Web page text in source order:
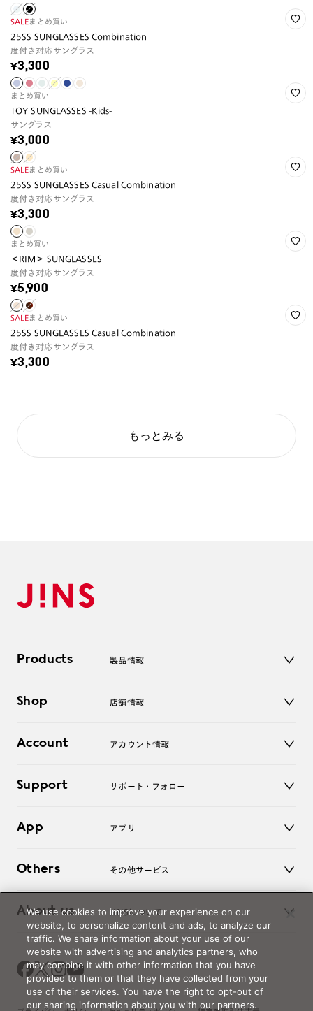
SALEまとめ買い
25SS SUNGLASSES Combination
度付き対応サングラス
¥3,300
まとめ買い
TOY SUNGLASSES -Kids-
サングラス
¥3,000
SALEまとめ買い
25SS SUNGLASSES Casual Combination
度付き対応サングラス
¥3,300
まとめ買い
＜RIM＞ SUNGLASSES
度付き対応サングラス
¥5,900
SALEまとめ買い
25SS SUNGLASSES Casual Combination
度付き対応サングラス
¥3,300
もっとみる
Products 製品情報
サングラス
コンタクトレンズ
アクセサリー
Shop 店舗情報
オンラインショップ
Account アカウント情報
ログアウト
Support サポート・フォロー
よくあるご質問
お問い合わせ
App アプリ
Others その他サービス
レンズ交換
オンラインギフト
価格案内
About us JINSについて
Magnify Life
会社概要
採用情報
法人のお客様
出店について
We use cookies to improve your experience on our
website, to personalize content and ads, to analyze our
traffic. We share information about your use of our
website with advertising and analytics partners, who
may combine it with other information that you have
provided to them or that they have collected from your
use of their services. You have the right to opt-out of
our sharing information about you with our partners.